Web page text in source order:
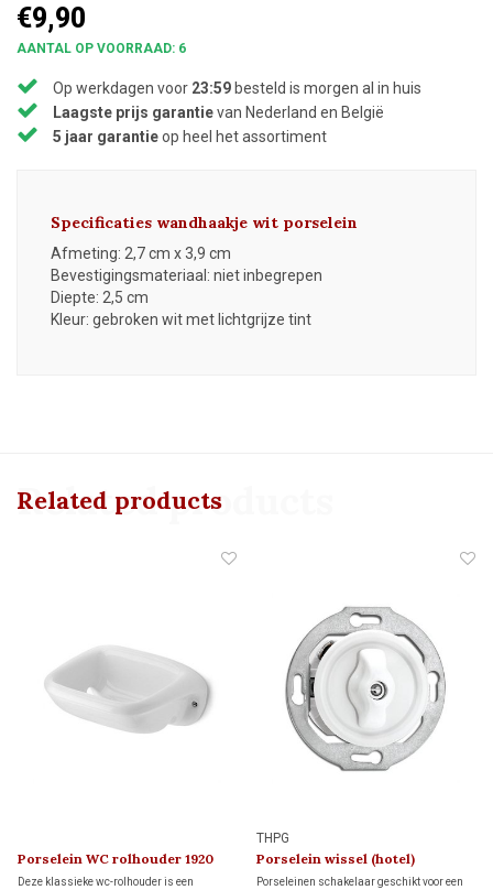
€9,90
AANTAL OP VOORRAAD: 6
Op werkdagen voor 23:59 besteld is morgen al in huis
Laagste prijs garantievan Nederland en België
5 jaar garantieop heel het assortiment
Specificaties wandhaakje wit porselein
Afmeting: 2,7 cm x 3,9 cm
Bevestigingsmateriaal: niet inbegrepen
Diepte: 2,5 cm
Kleur: gebroken wit met lichtgrijze tint
Related products
Related products
Porselein WC rolhouder 1920
Deze klassieke wc-rolhouder is een
THPG
Porselein wissel (hotel)
schakelaar 1920
Porseleinen schakelaar geschikt voor een